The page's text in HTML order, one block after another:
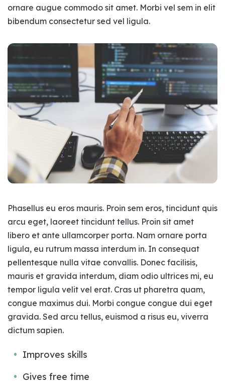
ornare augue commodo sit amet. Morbi vel sem in elit
bibendum consectetur sed vel ligula.
Phasellus eu eros mauris. Proin sem eros, tincidunt quis
arcu eget, laoreet tincidunt tellus. Proin sit amet
libero et ante ullamcorper porta. Nam ornare porta
ligula, eu rutrum massa interdum in. In consequat
pellentesque nulla vitae convallis. Donec facilisis,
mauris et gravida interdum, diam odio ultrices mi, eu
tempor ligula velit vel erat. Cras ut pharetra quam,
congue maximus dui. Morbi congue congue dui eget
gravida. Sed arcu tellus, euismod a risus eu, viverra
dictum sapien.
Improves skills
Gives free time